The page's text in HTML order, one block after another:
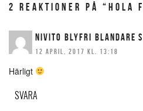
2 REAKTIONER PÅ “HOLA
NIVITO BLYFRI BLANDARE
12 APRIL, 2017 KL. 13:18
Härligt
SVARA